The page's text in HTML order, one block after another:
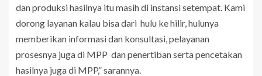
dan produksi hasilnya itu masih di instansi setempat. Kami
dorong layanan kalau bisa dari hulu ke hilir, hulunya
memberikan informasi dan konsultasi, pelayanan
prosesnya juga di MPP dan penertiban serta pencetakan
hasilnya juga di MPP,” sarannya.